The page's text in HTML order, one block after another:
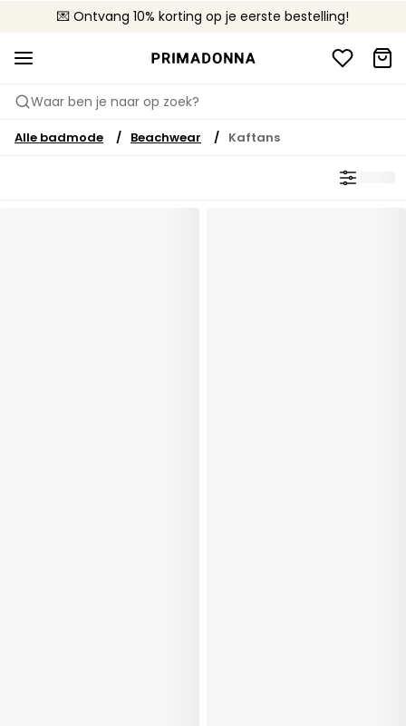
💌 Ontvang 10% korting op je eerste bestelling!
🚚 Gratis bezorging boven €90
📦 Gratis retourneren
Waar ben je naar op zoek?
Alle badmode Beachwear Kaftans